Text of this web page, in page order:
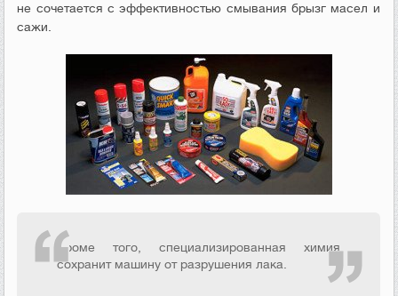
не сочетается с эффективностью смывания брызг масел и
сажи.
Кроме того, специализированная химия
сохранит машину от разрушения лака.